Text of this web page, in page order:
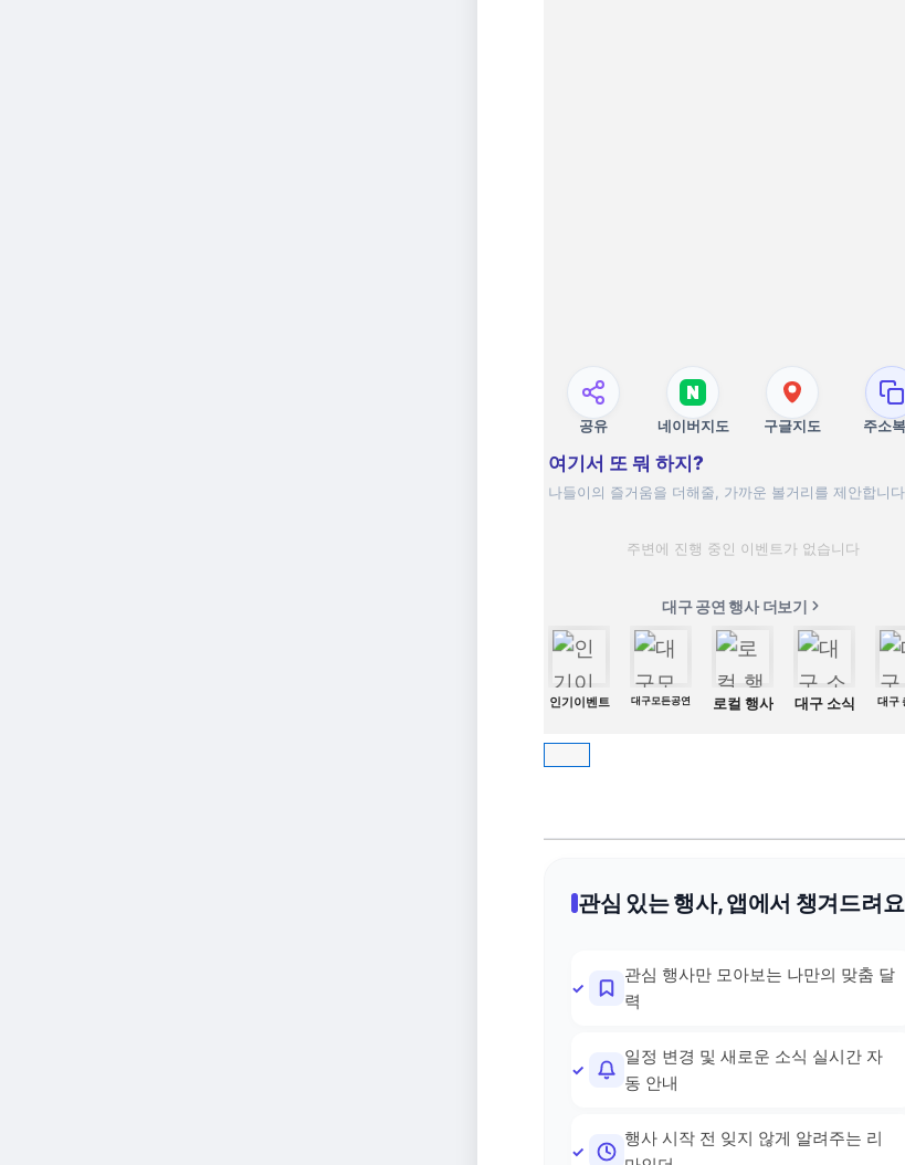
공유 네이버지도 구글지도 주소
여기서 또 뭐 하지?
나들이의 즐거움을 더해줄, 가까운 볼거리를 제안합니
주변에 진행 중인 이벤트가 없습니다
대구 공연 행사 더보기
인기이벤트 대구모든공연 로컬 행사 대구 소식 대구
관심 있는 행사, 앱에서 챙겨드려요
관심 행사만 모아보는 나만의 맞춤 달
력
일정 변경 및 새로운 소식 실시간 자
동 안내
행사 시작 전 잊지 않게 알려주는 리